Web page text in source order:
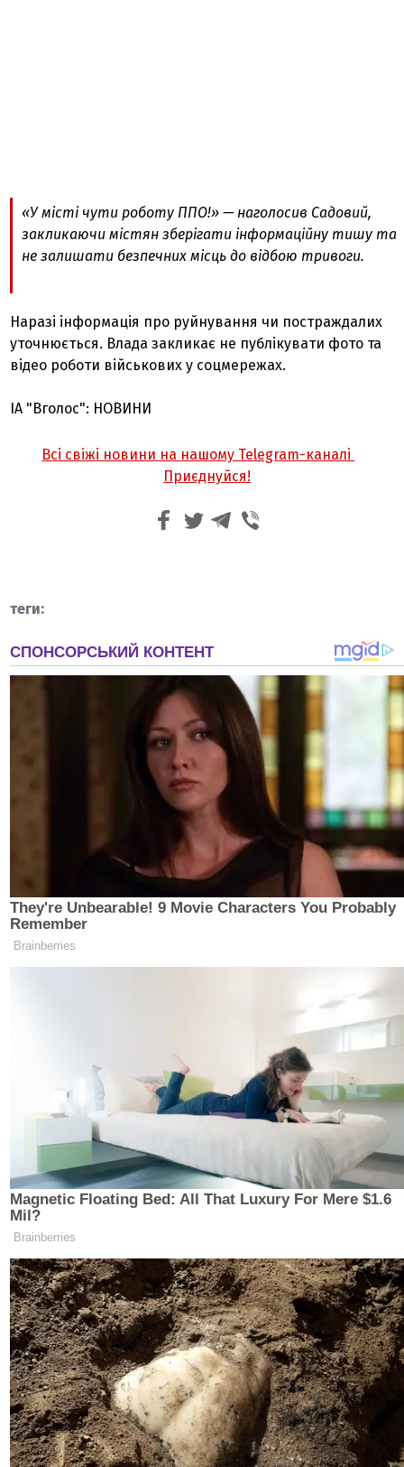
«У місті чути роботу ППО!» — наголосив Садовий,
закликаючи містян зберігати інформаційну тишу та
не залишати безпечних місць до відбою тривоги.
Наразі інформація про руйнування чи постраждалих
уточнюється. Влада закликає не публікувати фото та
відео роботи військових у соцмережах.
ІА "Вголос": НОВИНИ
Всі свіжі новини на нашому Telegram-каналі
Приєднуйся!